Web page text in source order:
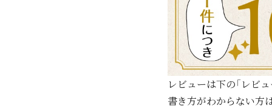
レビューは下の「レビ
書き方がわからない方